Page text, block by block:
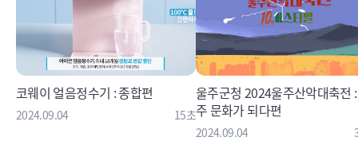
코웨이 얼음정수기 : 종합편
2024.09.04 15초
울주군청 2024울주산악대축전
주 문화가 되다편
2024.09.04